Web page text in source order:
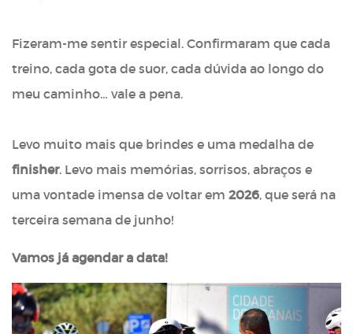
Fizeram-me sentir especial. Confirmaram que cada
treino, cada gota de suor, cada dúvida ao longo do
meu caminho… vale a pena.
Levo muito mais que brindes e uma medalha de
finisher. Levo mais memórias, sorrisos, abraços e
uma vontade imensa de voltar em 2026, que será na
terceira semana de junho!
Vamos já agendar a data!